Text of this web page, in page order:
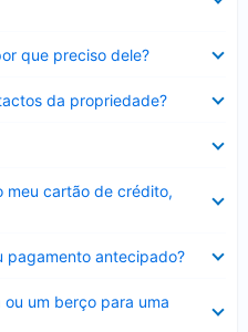
que preciso dele?
da propriedade?
meu cartão de crédito,
pagamento antecipado?
um berço para uma